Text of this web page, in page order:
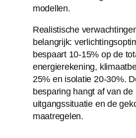
modellen.
Realistische
belangrijk:
bespaart 10-15% op de
energierekening,
25% en isolatie 20-30%.
besparing hangt af van de
uitgangssituatie en de
maatregelen.